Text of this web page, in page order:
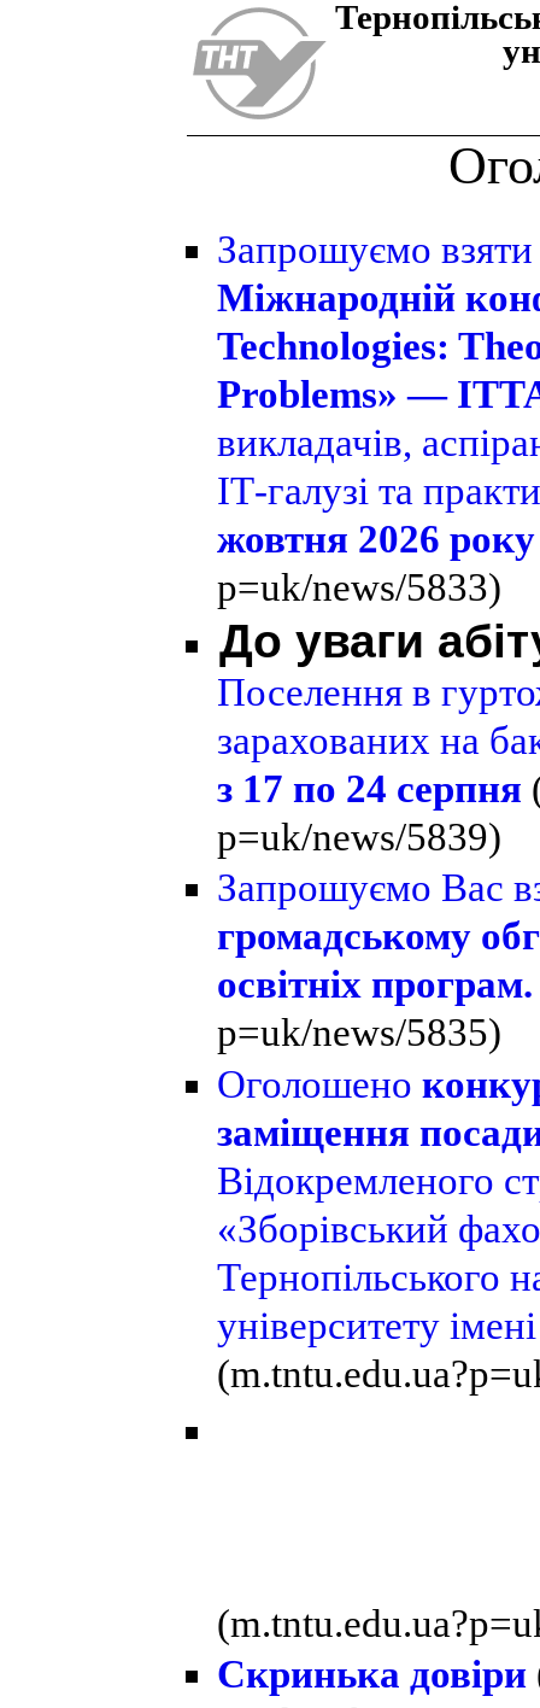
Запрошуємо
Міжнародній
Technologies:
Problems» —
викладачів,
ІТ-галузі та
жовтня 2026 року
p=uk/news/5833)
До уваги
Поселення в
зарахованих на
з 17 по 24 серпня
p=uk/news/5839)
Запрошуємо Вас
громадському
освітніх програм.
p=uk/news/5835)
Оголошено
заміщення
Відокремленого
«Зборівський
Тернопільського
університету
Скринька довіри